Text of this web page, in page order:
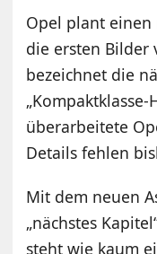
Opel plant
die ersten Bilder
bezeichnet die
überarbeitete
Details fehlen
Mit dem neuen
„nächstes
steht wie kaum